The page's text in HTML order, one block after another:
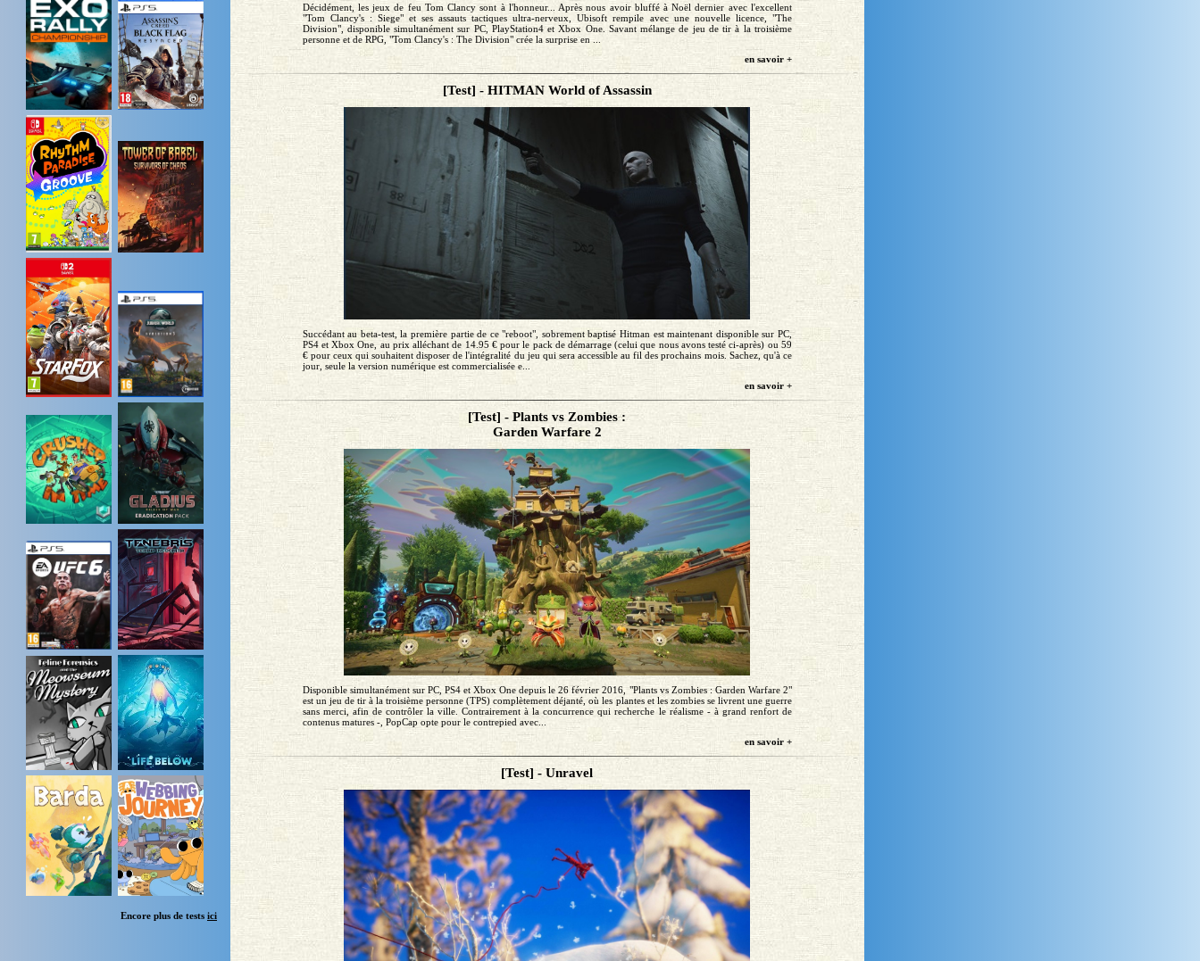
Encore plus de tests ici
Décidément, les jeux de feu Tom Clancy sont à l'honneur... Après nous avoir bluffé à Noël dernier avec l'excellent
"Tom Clancy's : Siege" et ses assauts tactiques ultra-nerveux, Ubisoft rempile avec une nouvelle licence, "The
Division", disponible simultanément sur PC, PlayStation4 et Xbox One. Savant mélange de jeu de tir à la troisième
personne et de RPG, "Tom Clancy's : The Division" crée la surprise en ...
en savoir +
[Test] - HITMAN World of Assassin
Succédant au beta-test, la première partie de ce "reboot", sobrement baptisé Hitman est maintenant disponible sur PC,
PS4 et Xbox One, au prix alléchant de 14.95 € pour le pack de démarrage (celui que nous avons testé ci-après) ou 59
€ pour ceux qui souhaitent disposer de l'intégralité du jeu qui sera accessible au fil des prochains mois. Sachez, qu'à ce
jour, seule la version numérique est commercialisée e...
en savoir +
[Test] - Plants vs Zombies :
Garden Warfare 2
Disponible simultanément sur PC, PS4 et Xbox One depuis le 26 février 2016, "Plants vs Zombies : Garden Warfare 2"
est un jeu de tir à la troisième personne (TPS) complètement déjanté, où les plantes et les zombies se livrent une guerre
sans merci, afin de contrôler la ville. Contrairement à la concurrence qui recherche le réalisme - à grand renfort de
contenus matures -, PopCap opte pour le contrepied avec...
en savoir +
[Test] - Unravel